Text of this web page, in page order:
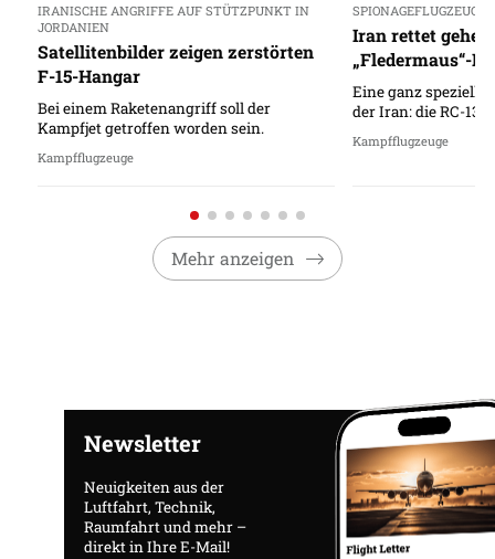
IRANISCHE ANGRIFFE AUF STÜTZPUNKT IN
JORDANIEN
Satellitenbilder zeigen zerstörten
F-15-Hangar
Bei einem Raketenangriff soll der
Kampfjet getroffen worden sein.
Kampfflugzeuge
SPIONAGEFLUGZEUG
Iran rettet
„Fledermaus“-
Eine ganz spezielle
der Iran: die RC-
Kampfflugzeuge
Mehr anzeigen
Newsletter
Neuigkeiten aus der
Luftfahrt, Technik,
Raumfahrt und mehr –
direkt in Ihre E-Mail!